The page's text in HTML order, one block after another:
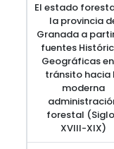
El estado
la provincia
Granada a
fuentes
Geográficas
tránsito hacia
moderna
forestal
XVIII-XIX)